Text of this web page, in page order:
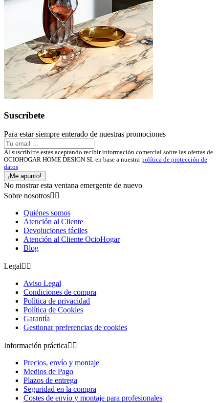
Suscríbete
Para estar siempre enterado de nuestras promociones
Al suscribirte estas aceptando recibir información comercial sobre las ofertas de
OCIOHOGAR HOME DESIGN SL en base a nuestra política de protección de
datos
¡Me apunto!
No mostrar esta ventana emergente de nuevo
Sobre nosotros 
Quiénes somos
Atención al Cliente
Devoluciones fáciles
Atención al Cliente OcioHogar
Blog
Legal 
Aviso Legal
Condiciones de compra
Política de privacidad
Política de Cookies
Garantía
Gestionar preferencias de cookies
Información práctica 
Precios, envío y montaje
Medios de Pago
Plazos de entrega
Seguridad en la compra
Costes de envío y montaje para profesionales